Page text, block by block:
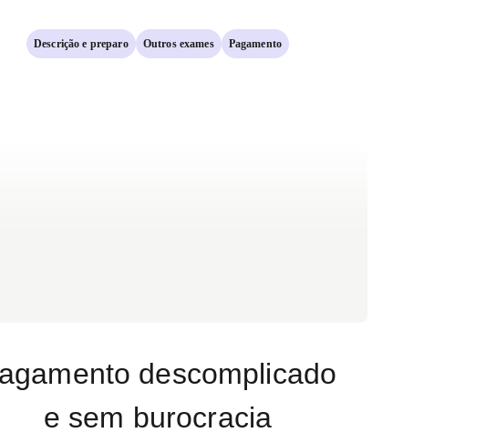
Descrição e preparo Outros exames Pagamento
descomplicado
e sem burocracia